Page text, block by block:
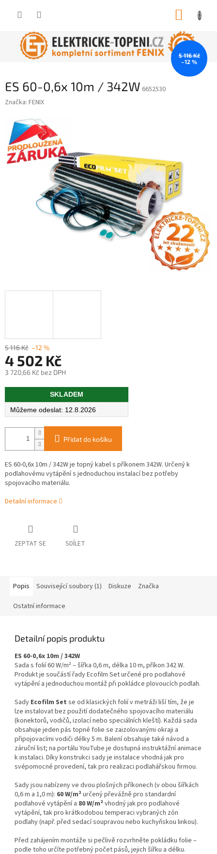
ES 60-0,6x 10m / 342W 6652530
Značka: FENIX
5 116 Kč
–12 %
5 116 Kč –12 %
4 502 Kč
3 720,66 Kč bez DPH
Měrná
SKLADEM
12.8.2026
Přidat do košíku
ES 60-0,6x 10m / 342W je topný kabel s příkonem 342W. Určený k
podlahovému vytápění s jednoduchou instalací bez potřeby
spojovacího materiálu.
Detailní informace
ZEPTAT SE SDÍLET
Popis Související soubory (1) Diskuze Značka
Ostatní informace
Detailní popis produktu
ES 60-0,6x 10m / 342W
Sada s folií 60 W/m² – šířka 0,6 m, délka 10 m, příkon 342 W.
Produkt je součástí řady Ecofilm Set určené pro podlahové
vytápění a jednoduchou montáž při pokládce plovoucích podlah.
Sady Ecofilm Set se od klasických folií v metráži liší tím, že je
lze instalovat bez použití dodatečného spojovacího materiálu
(konektorů, vodičů, izolací nebo speciálních kleští). Každá sada
obsahuje jeden pás topné folie se zaizolovanými okraji a
připojovacími vodiči délky 5 m. Balení obsahuje také návod a
záruční list; na portálu YouTube je dostupná instruktážní animace
k instalaci. Díky konstrukci sady je instalace vhodná jak pro
svépomocné provedení, tak pro realizaci podlahářskou firmou.
Sady jsou nabízeny ve dvou plošných příkonech (v obou šířkách
0,6 m a 1,0 m): 60 W/m²určený převážně pro standardní
podlahové vytápění a 80 W/m²vhodný jak pro podlahové
vytápění, tak pro krátkodobou temperaci vybraných zón
podlahy (např. před sedací soupravou nebo kuchyňskou linkou).
Před zahájením montáže si pečlivě rozvrhněte pokládku folie –
podle toho určíte potřebný počet pásů, jejich šířku a délku.